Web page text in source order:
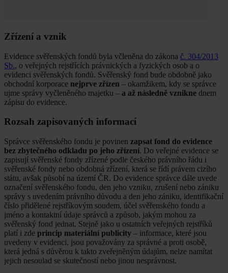
Zřízení a vznik
Evidence svěřenských fondů byla včleněna do zákona č. 304/2013
Sb., o veřejných rejstřících právnických a fyzických osob a o
evidenci svěřenských fondů. Svěřenský fond bude obdobně jako
obchodní korporace nejprve zřízen – okamžikem, kdy se správce
ujme správy vyčleněného majetku – a až následně vznikne dnem
zápisu do evidence.
Rozsah zapisovaných informací
Správce svěřenského fondu je povinen zapsat fond do evidence
bez zbytečného odkladu po jeho zřízení. Do veřejné evidence se
zapisují svěřenské fondy zřízené podle českého právního řádu i
svěřenské fondy nebo obdobná zřízení, která se řídí právem cizího
státu, avšak působí na území ČR. Do evidence správce dále uvede
označení svěřenského fondu, den jeho vzniku, zrušení nebo zániku
správy s uvedením právního důvodu a den jeho zániku, identifikační
číslo přidělené rejstříkovým soudem, účel svěřenského fondu a
jméno a kontaktní údaje správců a způsob, jakým mohou za
svěřenský fond jednat. Stejně jako u ostatních veřejných rejstříků
platí i zde princip materiální publicity – informace, které jsou
uvedeny v evidenci, jsou považovány za správné a proti osobě,
která jedná s důvěrou k takto zveřejněným údajům, nelze namítat
jejich nesoulad se skutečností nebo jinou nesprávnost.